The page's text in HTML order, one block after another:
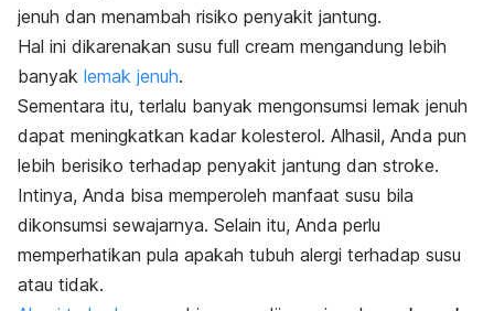
jenuh dan menambah risiko penyakit jantung.
Hal ini dikarenakan susu full cream mengandung lebih
banyak lemak jenuh.
Sementara itu, terlalu banyak mengonsumsi lemak jenuh
dapat meningkatkan kadar kolesterol. Alhasil, Anda pun
lebih berisiko terhadap penyakit jantung dan stroke.
Intinya, Anda bisa memperoleh manfaat susu bila
dikonsumsi sewajarnya. Selain itu, Anda perlu
memperhatikan pula apakah tubuh alergi terhadap susu
atau tidak.